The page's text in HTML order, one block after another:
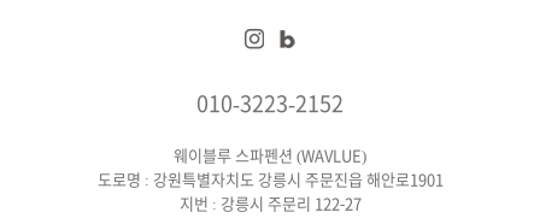
010-3223-2152
웨이블루 스파펜션 (WAVLUE)
도로명 : 강원특별자치도 강릉시 주문진읍 해안로1901
지번 : 강릉시 주문리 122-27